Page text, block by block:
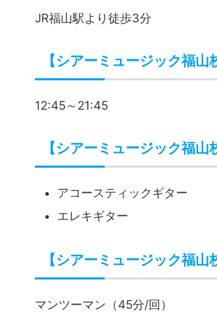
【シアーミュージック福山
JR福山駅より徒歩3分
【シアーミュージック福山
12:45～21:45
【シアーミュージック福山
エレキギター
【シアーミュージック福山